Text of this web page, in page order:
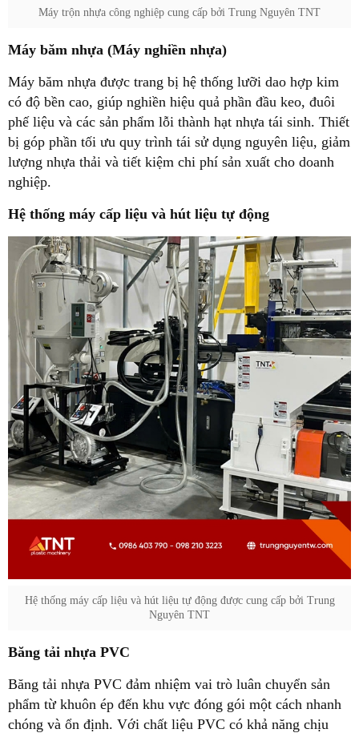
Máy trộn nhựa công nghiệp cung cấp bởi Trung Nguyên TNT
Máy băm nhựa (Máy nghiền nhựa)
Máy băm nhựa được trang bị hệ thống lưỡi dao hợp kim
có độ bền cao, giúp nghiền hiệu quả phần đầu keo, đuôi
phế liệu và các sản phẩm lỗi thành hạt nhựa tái sinh. Thiết
bị góp phần tối ưu quy trình tái sử dụng nguyên liệu, giảm
lượng nhựa thải và tiết kiệm chi phí sản xuất cho doanh
nghiệp.
Hệ thống máy cấp liệu và hút liệu tự động
Hệ thống máy cấp liệu và hút liệu tự động được cung cấp bởi Trung
Nguyên TNT
Băng tải nhựa PVC
Băng tải nhựa PVC đảm nhiệm vai trò luân chuyển sản
phẩm từ khuôn ép đến khu vực đóng gói một cách nhanh
chóng và ổn định. Với chất liệu PVC có khả năng chịu